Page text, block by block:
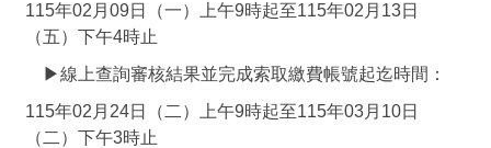
115年02月09日（一）上午9時起至115年02月13日
（五）下午4時止
▶線上查詢審核結果並完成索取繳費帳號起迄時間：
115年02月24日（二）上午9時起至115年03月10日
（二）下午3時止